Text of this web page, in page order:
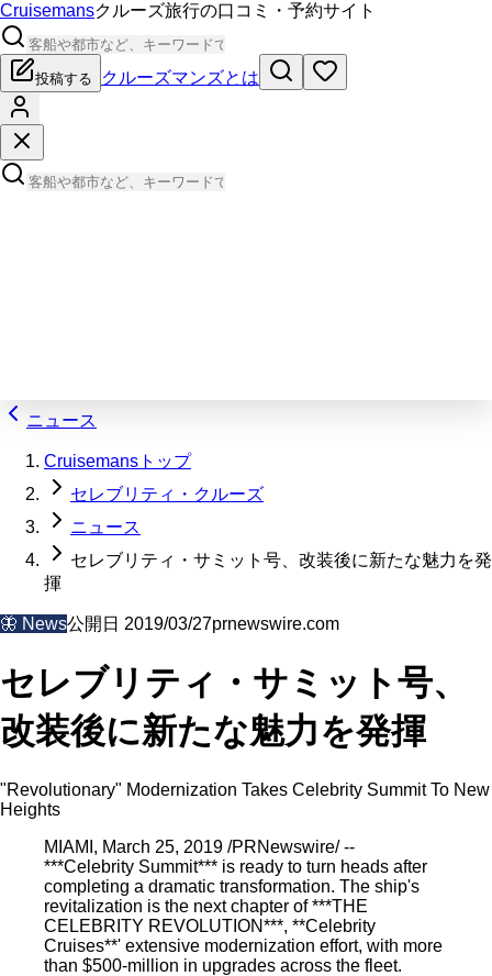
Cruisemansクルーズ旅行の口コミ・予約サイト
投稿する クルーズマンズとは
ニュース
Cruisemansトップ
セレブリティ・クルーズ
ニュース
セレブリティ・サミット号、改装後に新たな魅力を発
揮
🦋 News公開日 2019/03/27prnewswire.com
セレブリティ・サミット号、
改装後に新たな魅力を発揮
"Revolutionary" Modernization Takes Celebrity Summit To New
Heights
MIAMI, March 25, 2019 /PRNewswire/ --
***Celebrity Summit*** is ready to turn heads after
completing a dramatic transformation. The ship's
revitalization is the next chapter of ***THE
CELEBRITY REVOLUTION***, **Celebrity
Cruises**' extensive modernization effort, with more
than $500-million in upgrades across the fleet.